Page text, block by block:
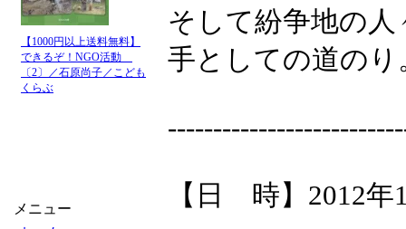
【1000円以上送料無料】
できるぞ！NGO活動
〔2〕／石原尚子／こども
くらぶ
メニュー
そして紛争地の
手としての道のり
【日 時】2012年